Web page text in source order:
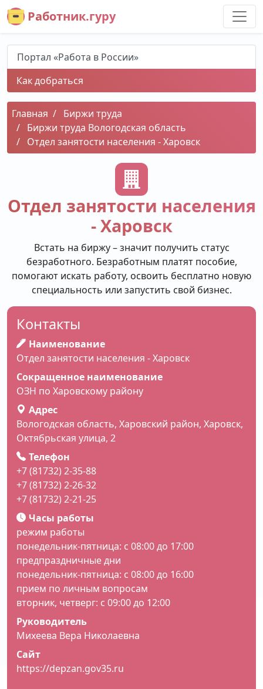
Работник.гуру
Портал «Работа в России»
Как добраться
Главная
Биржи труда
Биржи труда Вологодская область
Отдел занятости населения - Харовск
Отдел занятости населения
- Харовск
Встать на биржу – значит получить статус
безработного. Безработным платят пособие,
помогают искать работу, освоить бесплатно новую
специальность или запустить свой бизнес.
Контакты
Наименование
Отдел занятости населения - Харовск
Сокращенное наименование
ОЗН по Харовскому району
Адрес
Вологодская область, Харовский район, Харовск,
Октябрьская улица, 2
Телефон
+7 (81732) 2-35-88
+7 (81732) 2-26-32
+7 (81732) 2-21-25
Часы работы
режим работы
понедельник-пятница: с 08:00 до 17:00
предпраздничные дни
понедельник-пятница: с 08:00 до 16:00
прием по личным вопросам
вторник, четверг: с 09:00 до 12:00
Руководитель
Михеева Вера Николаевна
Сайт
https://depzan.gov35.ru